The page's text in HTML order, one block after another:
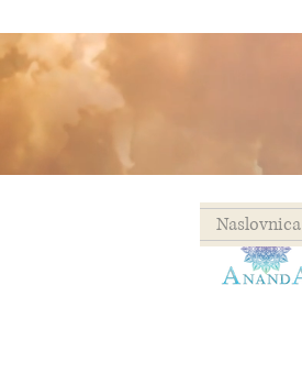
Naslovnica